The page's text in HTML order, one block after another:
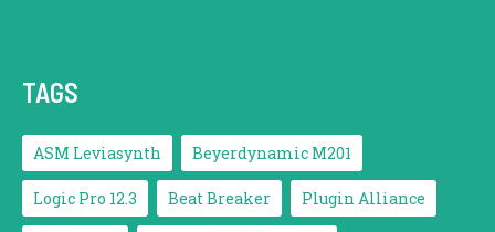
TAGS
ASM Leviasynth Beyerdynamic M201
Logic Pro 12.3 Beat Breaker Plugin Alliance